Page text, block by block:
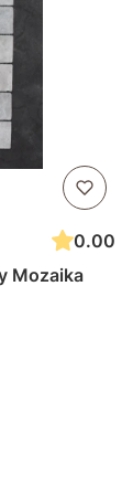
0.00
Mozaika